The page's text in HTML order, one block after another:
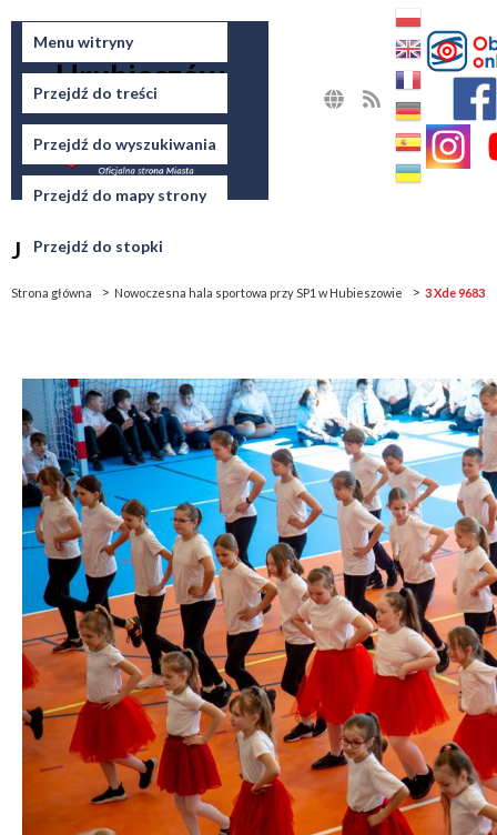
Menu witryny
Przejdź do treści
Przejdź do wyszukiwania
Przejdź do mapy strony
Przejdź do stopki
Miasto
Hrubieszów
Jesteś tutaj
Strona główna Nowoczesna hala sportowa przy SP1 w Hubieszowie 3 Xde 9683